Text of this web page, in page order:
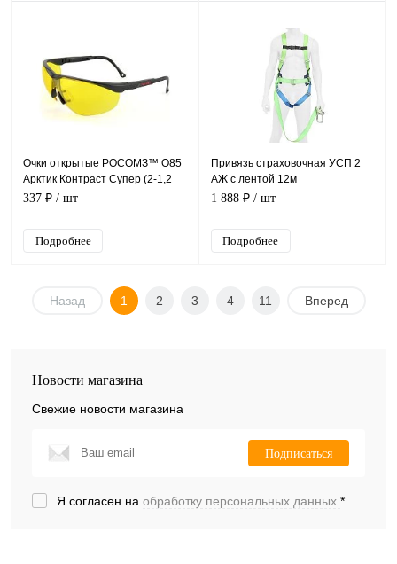
Очки открытые РОСОМЗ™ О85
Арктик Контраст Супер (2-1,2
PC), 18536
337 ₽ / шт
Подробнее
Привязь страховочная УСП 2
АЖ с лентой 12м
1 888 ₽ / шт
Подробнее
Назад 1 2 3 4 11 Вперед
Новости магазина
Свежие новости магазина
Подписаться
Я согласен на обработку персональных данных.*